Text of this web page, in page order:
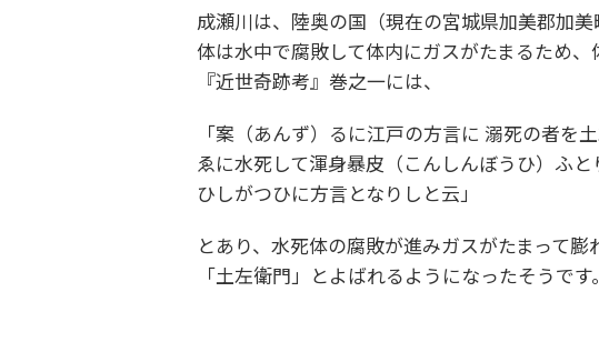
成瀬川は、陸奥の国（現在の宮城県加美郡加
体は水中で腐敗して体内にガスがたまるため
『近世奇跡考』巻之一には、
「案（あんず）るに江戸の方言に 溺死の者を
ゑに水死して渾身暴皮（こんしんぼうひ）ふ
ひしがつひに方言となりしと云」
とあり、水死体の腐敗が進みガスがたまって
「土左衛門」とよばれるようになったそうです。